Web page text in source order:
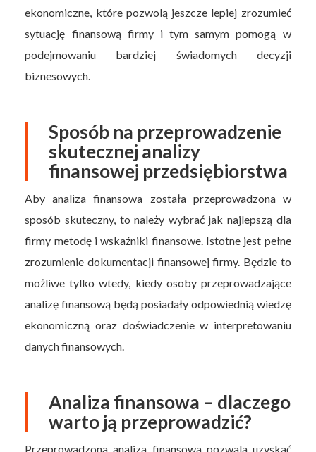
ekonomiczne, które pozwolą jeszcze lepiej zrozumieć
sytuację finansową firmy i tym samym pomogą w
podejmowaniu bardziej świadomych decyzji
biznesowych.
Sposób na przeprowadzenie
skutecznej analizy
finansowej przedsiębiorstwa
Aby analiza finansowa została przeprowadzona w
sposób skuteczny, to należy wybrać jak najlepszą dla
firmy metodę i wskaźniki finansowe. Istotne jest pełne
zrozumienie dokumentacji finansowej firmy. Będzie to
możliwe tylko wtedy, kiedy osoby przeprowadzające
analizę finansową będą posiadały odpowiednią wiedzę
ekonomiczną oraz doświadczenie w interpretowaniu
danych finansowych.
Analiza finansowa – dlaczego
warto ją przeprowadzić?
Przeprowadzona analiza finansowa pozwala uzyskać